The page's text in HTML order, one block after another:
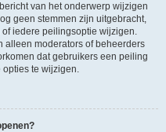
van het onderwerp wijzigen
geen stemmen zijn uitgebracht,
iedere peilingsoptie wijzigen.
alleen moderators of beheerders
dat gebruikers een peiling
te wijzigen.